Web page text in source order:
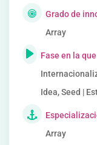
Grado de
Array
Fase en la
Idea, Seed |
Array